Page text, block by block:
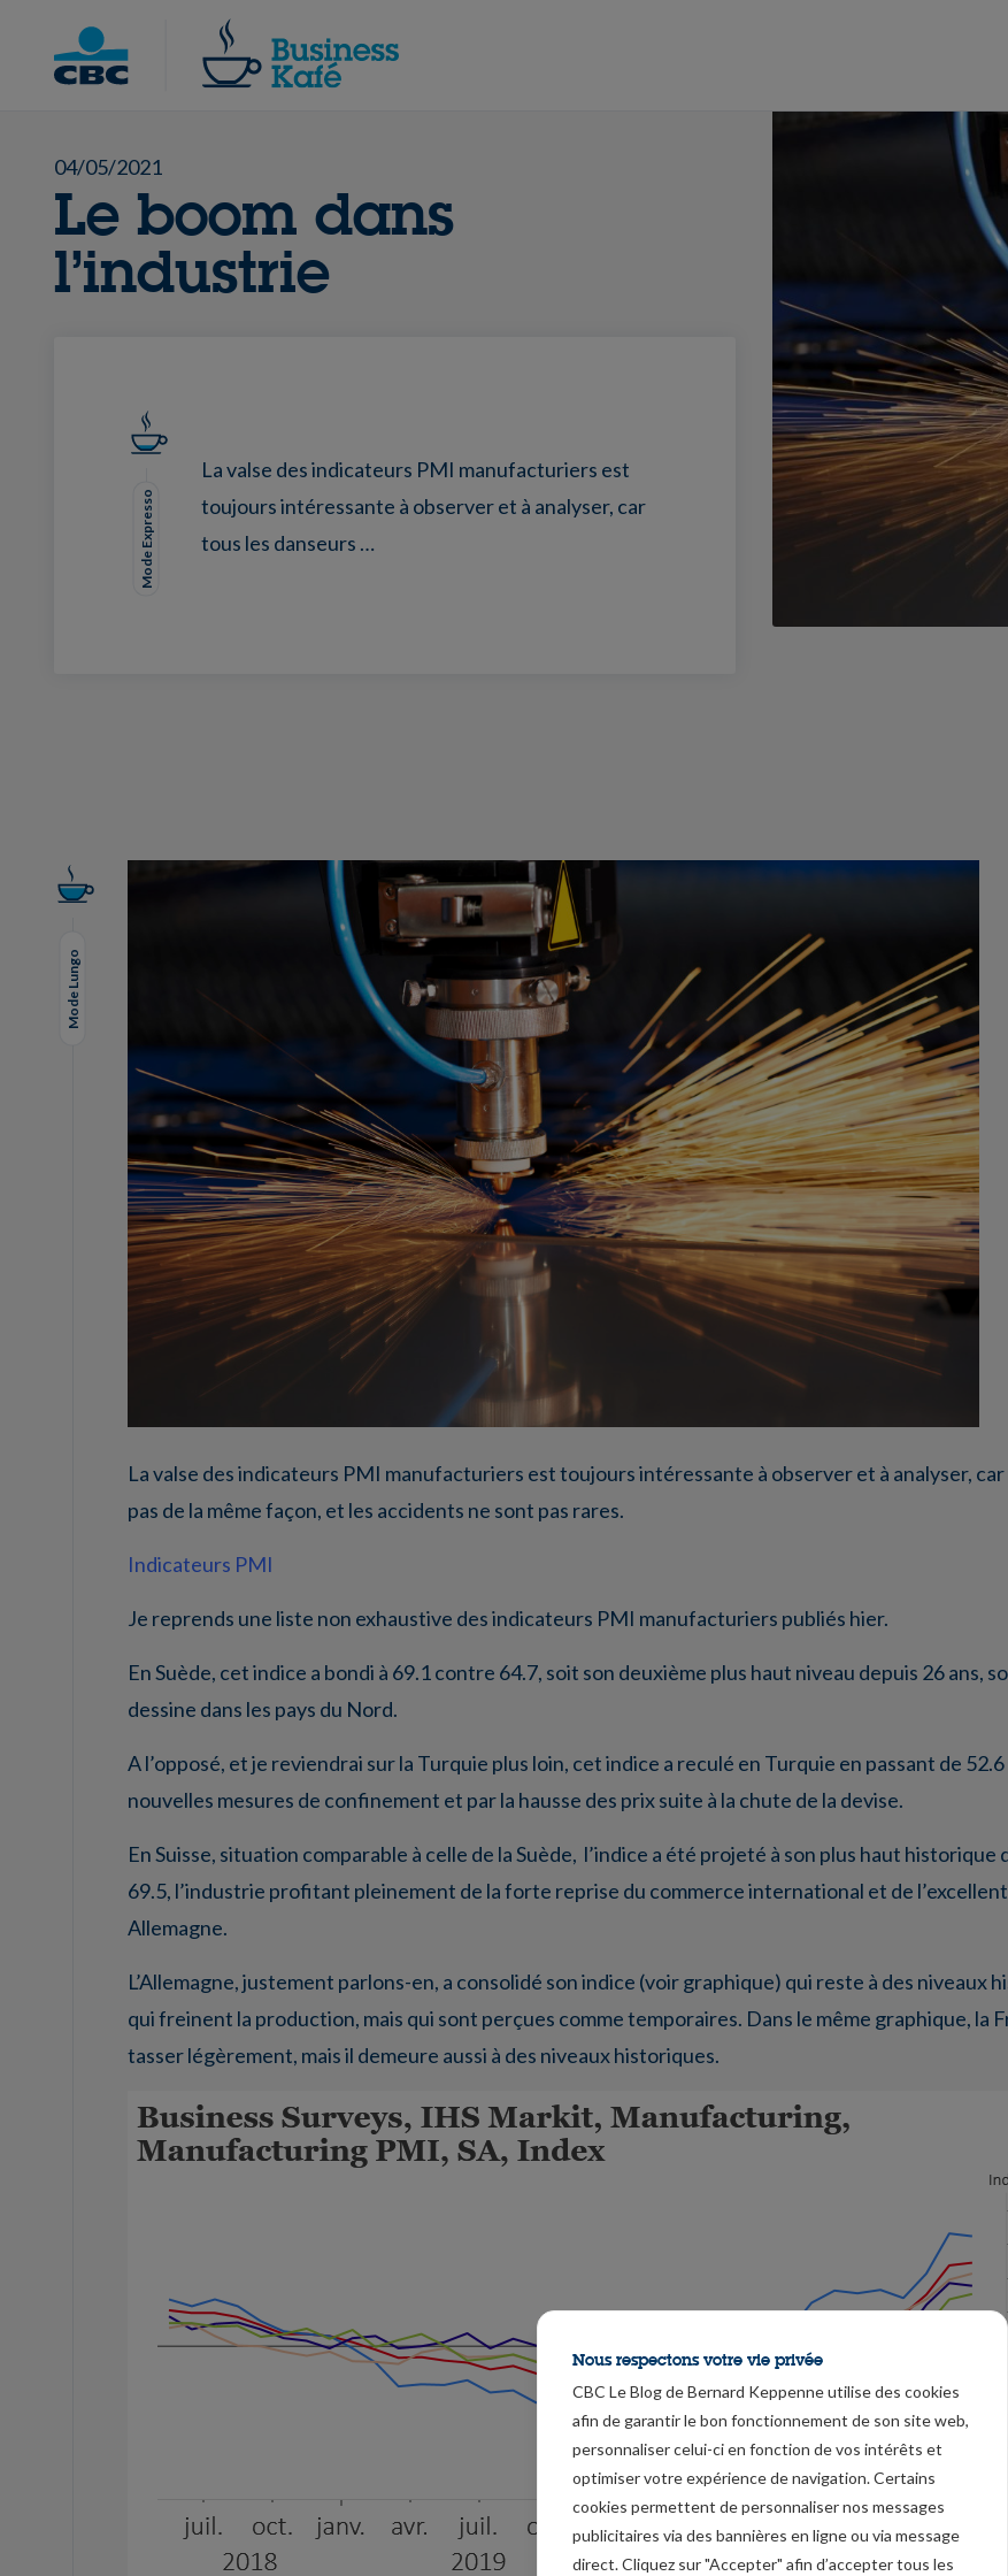
content
Chercher
04/05/2021
Le boom dans
l’industrie
Mode Expresso
La valse des indicateurs PMI manufacturiers est
toujours intéressante à observer et à analyser, car
tous les danseurs …
Mode Lungo
La valse des indicateurs PMI manufacturiers est toujours intéressante à observer et à analyser,
pas de la même façon, et les accidents ne sont pas rares.
Indicateurs PMI
Je reprends une liste non exhaustive des indicateurs PMI manufacturiers publiés hier.
En Suède, cet indice a bondi à 69.1 contre 64.7, soit son deuxième plus haut niveau depuis 26 ans,
dessine dans les pays du Nord.
A l’opposé, et je reviendrai sur la Turquie plus loin, cet indice a reculé en Turquie en passant de
nouvelles mesures de confinement et par la hausse des prix suite à la chute de la devise.
En Suisse, situation comparable à celle de la Suède, l’indice a été projeté à son plus haut historique
69.5, l’industrie profitant pleinement de la forte reprise du commerce international et de
Allemagne.
L’Allemagne, justement parlons-en, a consolidé son indice (voir graphique) qui reste à des niveaux
qui freinent la production, mais qui sont perçues comme temporaires. Dans le même graphique, la
tasser légèrement, mais il demeure aussi à des niveaux historiques.
Nous respectons votre vie privée
CBC Le Blog de Bernard Keppenne utilise des cookies
afin de garantir le bon fonctionnement de son site web,
personnaliser celui-ci en fonction de vos intérêts et
optimiser votre expérience de navigation. Certains
cookies permettent de personnaliser nos messages
publicitaires via des bannières en ligne ou via message
direct. Cliquez sur "Accepter" afin d’accepter tous les